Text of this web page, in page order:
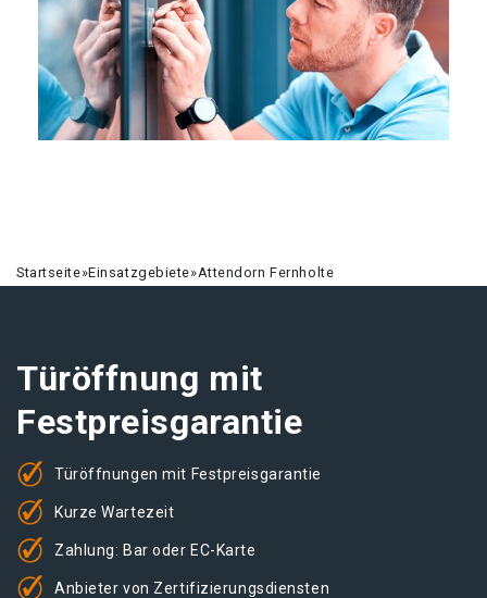
Startseite»Einsatzgebiete»Attendorn Fernholte
Türöffnung mit
Festpreisgarantie
Türöffnungen mit Festpreisgarantie
Kurze Wartezeit
Zahlung: Bar oder EC-Karte
Anbieter von Zertifizierungsdiensten